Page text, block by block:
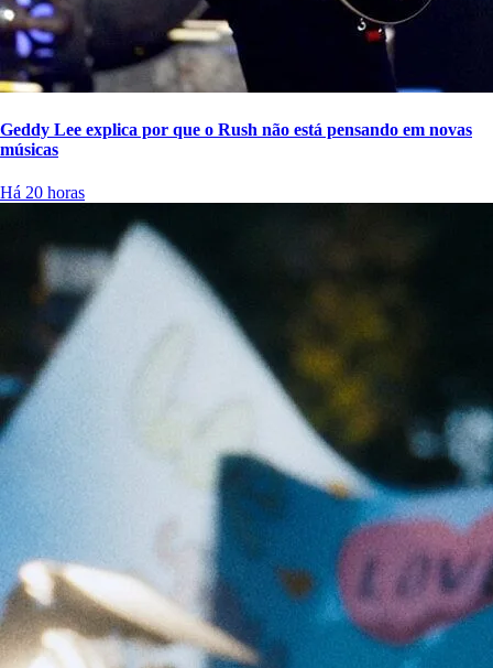
Geddy Lee explica por que o Rush não está pensando em novas
músicas
Há 20 horas